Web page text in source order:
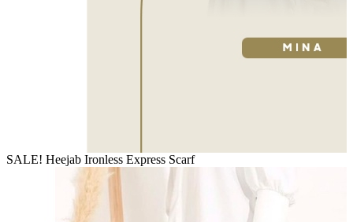
SALE! Heejab Ironless Express Scarf